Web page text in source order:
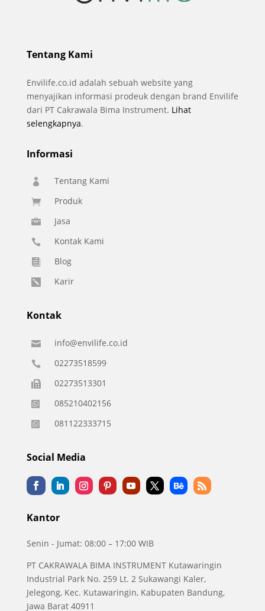
Tentang Kami
Envilife.co.id adalah sebuah website yang
menyajikan informasi prodeuk dengan brand Envilife
dari PT Cakrawala Bima Instrument. Lihat
selengkapnya.
Informasi
 Tentang Kami
 Produk
 Jasa
 Kontak Kami
 Blog
 Karir
Kontak
 info@envilife.co.id
 02273518599
 02273513301
 085210402156
 081122333715
Social Media
Kantor
Senin - Jumat: 08:00 – 17:00 WIB
PT CAKRAWALA BIMA INSTRUMENT Kutawaringin
Industrial Park No. 259 Lt. 2 Sukawangi Kaler,
Jelegong, Kec. Kutawaringin, Kabupaten Bandung,
Jawa Barat 40911